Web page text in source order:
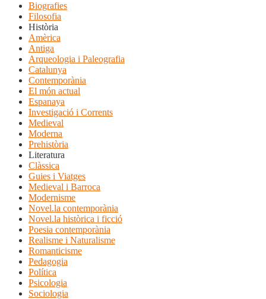
Biografies
Filosofia
Història
Amèrica
Antiga
Arqueologia i Paleografia
Catalunya
Contemporània
El món actual
Espanaya
Investigació i Corrents
Medieval
Moderna
Prehistòria
Literatura
Clàssica
Guies i Viatges
Medieval i Barroca
Modernisme
Novel.la contemporània
Novel.la històrica i ficció
Poesia contemporània
Realisme i Naturalisme
Romanticisme
Pedagogia
Política
Psicologia
Sociologia